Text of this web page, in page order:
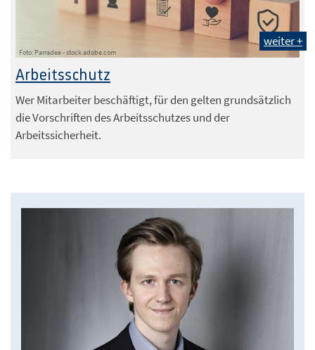
Foto: Parradee - stock.adobe.com
weiter +
Arbeitsschutz
Wer Mitarbeiter beschäftigt, für den gelten grundsätzlich
die Vorschriften des Arbeitsschutzes und der
Arbeitssicherheit.